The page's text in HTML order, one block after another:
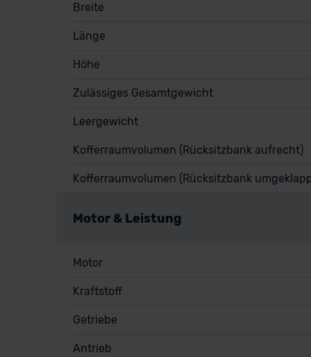
Breite
Länge
Höhe
Zulässiges Gesamtgewicht
Leergewicht
Kofferraumvolumen (Rücksitzbank aufrecht)
Kofferraumvolumen (Rücksitzbank
Motor & Leistung
Motor
Kraftstoff
Getriebe
Antrieb